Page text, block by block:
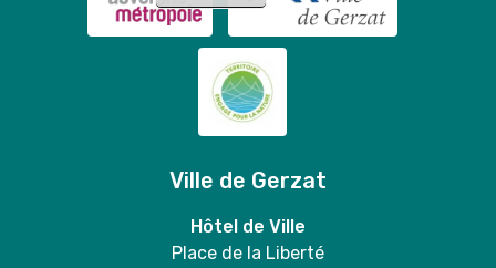
Ville de Gerzat
Hôtel de Ville
Place de la Liberté